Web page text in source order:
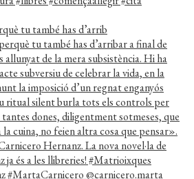
tu també has d’arrib